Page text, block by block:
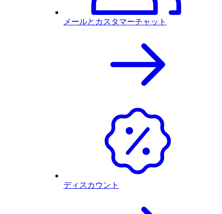
メールとカスタマーチャット
ディスカウント